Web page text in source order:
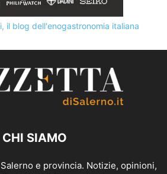
CHI SIAMO
e provincia. Notizie, opinioni,